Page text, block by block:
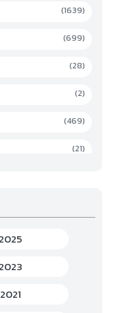
(1639)
(699)
(28)
(2)
(469)
(21)
2025
2023
2021